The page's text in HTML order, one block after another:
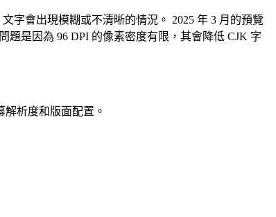
字會出現模糊或不清晰的情況。 2025 年 3 月的預覽
題是因為 96 DPI 的像素密度有限，其會降低 CJK 字
析度和版面配置。